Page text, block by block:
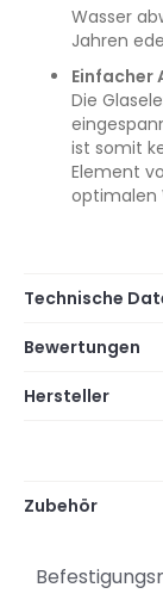
Wasser
Jahren
Einfacher
Die
ist somit
Element
optimalen
Technische
Bewertungen
Hersteller
Zubehör